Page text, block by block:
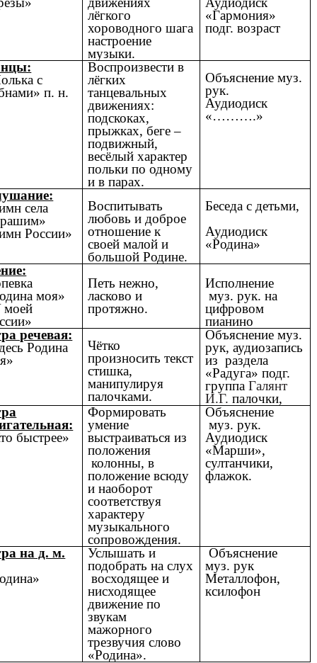
лёгкого
хороводного шага
настроение
музыки.
«Гармония»
подг. возраст
с
п. н.
Воспроизвести в
лёгких
танцевальных
движениях:
подскоках,
прыжках, беге –
подвижный,
весёлый характер
польки по одному
и в парах.
Объяснение муз.
рук.
Аудиодиск
«……….»
села
России»
Воспитывать
любовь и доброе
отношение к
своей малой и
большой Родине.
Беседа с детьми,
Аудиодиск
«Родина»
моя»
моей
Петь нежно,
ласково и
протяжно.
Исполнение
муз. рук. на
цифровом
пианино
речевая:
Родина
Чётко
произносить текст
стишка,
манипулируя
палочками.
Объяснение муз.
рук, аудиозапись
из раздела
«Радуга» подг.
группаГалянт
И.Г.палочки,
быстрее»
Формировать
умение
выстраиваться из
положения
колонны, в
положение всюду
и наоборот
соответствуя
характеру
музыкального
сопровождения.
Объяснение
муз. рук.
Аудиодиск
«Марши»,
султанчики,
флажок.
на д. м.
Услышать и
подобрать на слух
восходящее и
нисходящее
движение по
звукам
мажорного
трезвучия слово
«Родина».
Объяснение
муз. рук
Металлофон,
ксилофон